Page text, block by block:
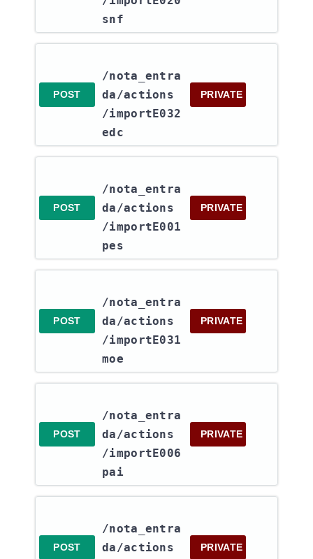
snf
POST
/nota_entra
da​/actions​
/importE032
edc
PRIVATE
POST
/nota_entra
da​/actions​
/importE001
pes
PRIVATE
POST
/nota_entra
da​/actions​
/importE031
moe
PRIVATE
POST
/nota_entra
da​/actions​
/importE006
pai
PRIVATE
POST
/nota_entra
da​/actions​
PRIVATE